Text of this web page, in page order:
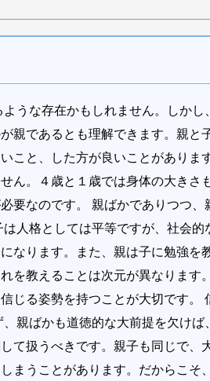
うな存在かもしれません。しかし
親であるとも理解できます。親と
こと、した方が良いことがありま
ん。４歳と１歳では身体の大きさ
要なのです。 親ばかでありつつ、
人格としては平等ですが、社会的
なります。また、親は子に勉強を
を教えることは次元が異なります
じる姿勢を持つことが大切です。
親ばかも道徳的な大前提を欠けば
て扱うべきです。親子も同じで、
まうことがあります。だからこそ